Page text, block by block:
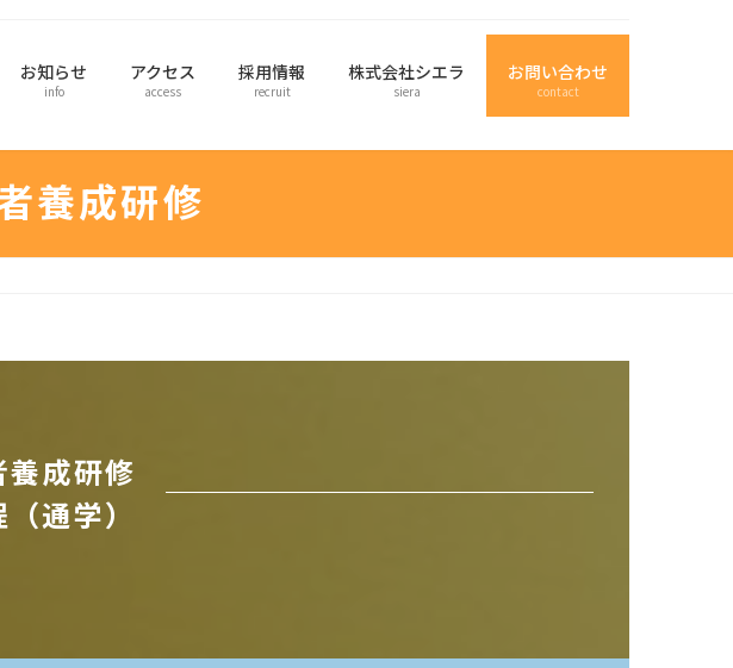
お知らせ
info
アクセス
access
採用情報
recruit
株式会社シエラ
siera
お問い合わせ
contact
養成研修
成研修
通学）